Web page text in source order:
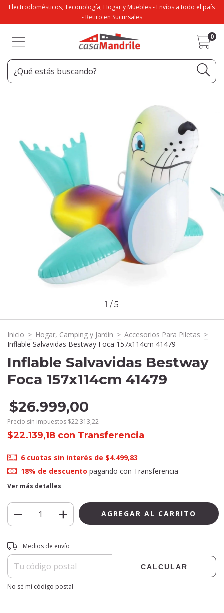
Electrodomésticos, Teconología, Hogar y Muebles - Envíos a todo el país
- Retiro en Sucursales
0
1 /5
Inicio > Hogar, Camping y Jardín > Accesorios Para Piletas >
Inflable Salvavidas Bestway Foca 157x114cm 41479
Inflable Salvavidas Bestway
Foca 157x114cm 41479
$26.999,00
Precio sin impuestos $22.313,22
$22.139,18 con Transferencia
6 cuotas sin interés de $4.499,83
18% de descuento pagando con Transferencia
Ver más detalles
Entregas para el CP:
Medios de envío
CALCULAR
No sé mi código postal